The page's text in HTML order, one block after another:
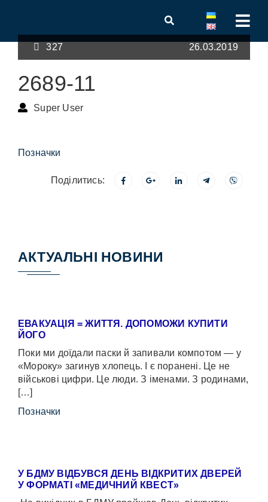
327 26.03.2019
2689-11
Super User
Позначки
Поділитись:
АКТУАЛЬНІ НОВИНИ
ЕВАКУАЦІЯ = ЖИТТЯ. ДОПОМОЖИ КУПИТИ
ЙОГО
Поки ми доїдали паски й запивали компотом — у
«Мороку» загинув хлопець. І є поранені. Це не
військові цифри. Це люди. З іменами. З родинами,
[…]
Позначки
У БДМУ ВІДБУВСЯ ДЕНЬ ВІДКРИТИХ ДВЕРЕЙ
У ФОРМАТІ «МЕДИЧНИЙ КВЕСТ»